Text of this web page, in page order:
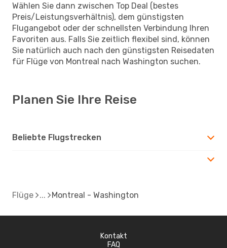
Wählen Sie dann zwischen Top Deal (bestes
Preis/Leistungsverhältnis), dem günstigsten
Flugangebot oder der schnellsten Verbindung Ihren
Favoriten aus. Falls Sie zeitlich flexibel sind, können
Sie natürlich auch nach den günstigsten Reisedaten
für Flüge von Montreal nach Washington suchen.
Planen Sie Ihre Reise
Beliebte Flugstrecken
Flüge Montreal - Washington
Kontakt
FAQ